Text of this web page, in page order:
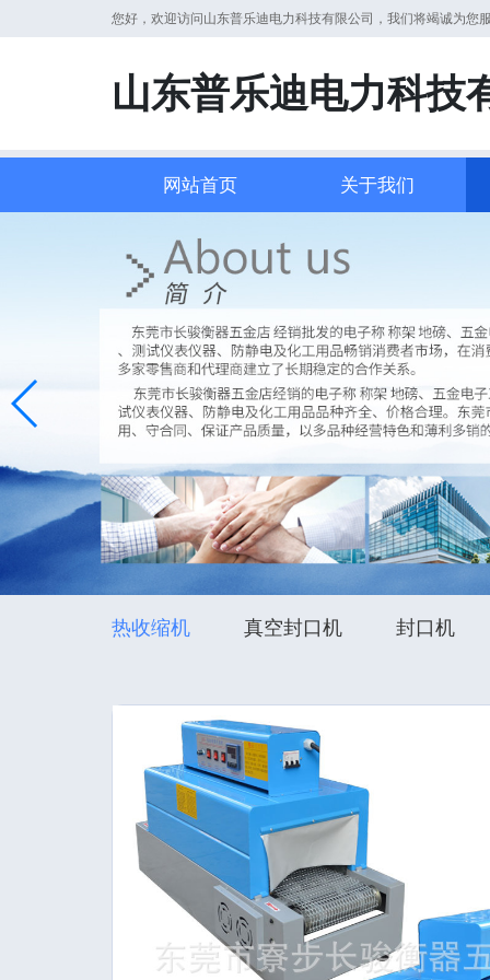
您好，欢迎访问山东普乐迪电力科技有限公司，我们将竭诚为您
山东普乐迪电力科技
网站首页 关于我们
热收缩机 真空封口机 封口机